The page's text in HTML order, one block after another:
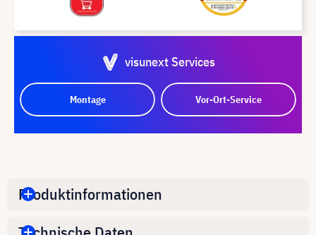
visunext Services
Montage Vor-Ort-Service
Produktinformationen